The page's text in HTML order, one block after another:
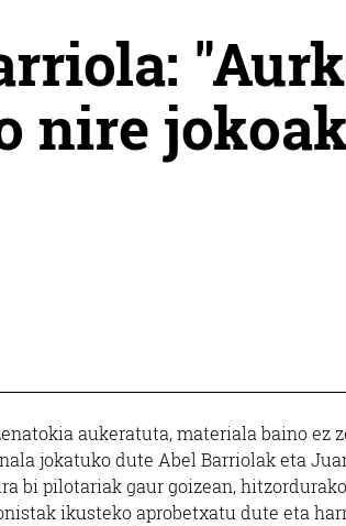
nire
aukeratuta, materiala baino ez
jokatuko dute Abel Barriolak eta
bi pilotariak gaur goizean,
ikusteko aprobetxatu dute eta